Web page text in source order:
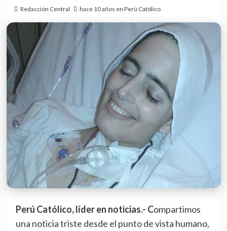
Redacción Central hace 10 años en Perú Católico
Perú Católico, líder en noticias.- Compartimos
una noticia triste desde el punto de vista humano,